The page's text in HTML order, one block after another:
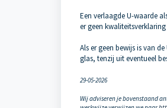
Een verlaagde U-waarde
er geen
Als er geen bewijs is van
glas, tenzij uit eventueel
29-05-2026
Wij adviseren je bovenstaand